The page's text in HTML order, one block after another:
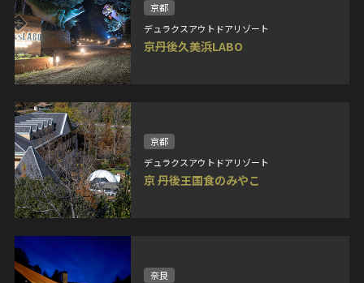
京都
デュラクスアウトドアリゾート
京丹後久美浜LABO
京都
デュラクスアウトドアリゾート
京 丹後王国食のみやこ
奈良